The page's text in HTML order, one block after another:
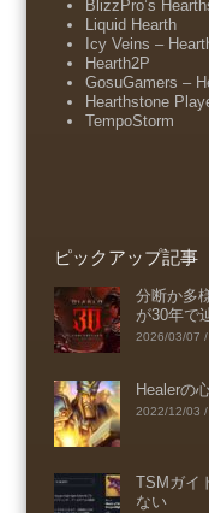
BlizzPro’s
Liquid Hearth
Icy Veins –
Hearth2P
GosuGamers –
Hearthstone
TempoStorm
ピックアップ記事
分断か多
が30年で
2026/03/07 /
Healerの
2022/12/03 /
TSMガイ
ない